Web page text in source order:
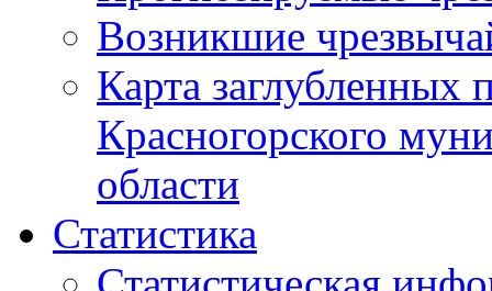
Возникшие
Карта
Красногорского
области
Статистика